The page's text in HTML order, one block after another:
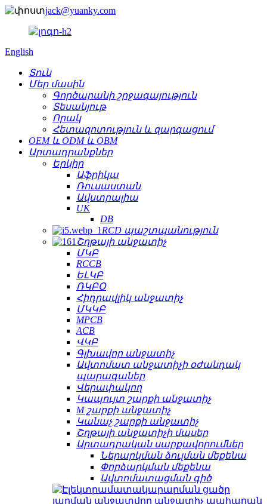
jack@yuanky.com
English
Տուն
Մեր մասին
Գործարանի շրջագայություն
Տեսանյութ
Որակ
Հետազոտություն և զարգացում
OEM և ODM և OBM
Արտադրանքներ
Երկիր
Աֆրիկա
Ռուսաստան
Ավստրալիա
UK
DB
RCD պաշտպանություն
Շղթայի անջատիչ
ՄԿԲ
RCCB
ԵԼԿԲ
ՌԿԲՕ
Հիդրավլիկ անջատիչ
ՄԿԿԲ
MPCB
ACB
ՎԿԲ
Գլխավոր անջատիչ
Ավտոմատ անջատիչի օժանդակ
պարագաներ
Վերափակող
Կապույտ շարքի անջատիչ
M շարքի անջատիչ
Կանաչ շարքի անջատիչ
Շղթայի անջատիչի մասեր
Արտադրական սարքավորումներ
Ներարկման ձուլման մեքենա
Փորձարկման մեքենա
Ավտոմատացման գիծ